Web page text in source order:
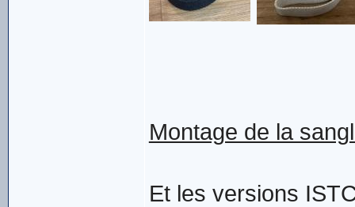
Montage de la
Et les versions